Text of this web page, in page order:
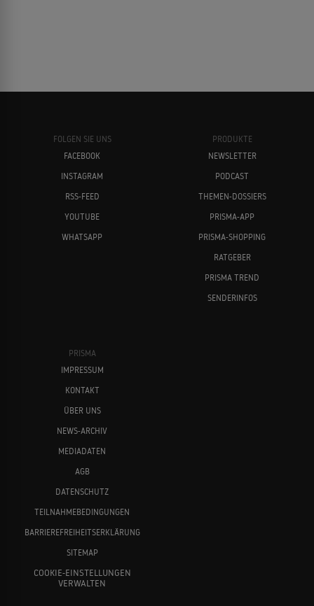
FOLGEN SIE UNS
FACEBOOK
INSTAGRAM
RSS-FEED
YOUTUBE
WHATSAPP
PRODUKTE
NEWSLETTER
PODCAST
THEMEN-DOSSIERS
PRISMA-APP
PRISMA-SHOPPING
RATGEBER
PRISMA TREND
SENDERINFOS
PRISMA
IMPRESSUM
KONTAKT
ÜBER UNS
NEWS-ARCHIV
MEDIADATEN
AGB
DATENSCHUTZ
TEILNAHMEBEDINGUNGEN
BARRIEREFREIHEITSERKLÄRUNG
SITEMAP
COOKIE-EINSTELLUNGEN
VERWALTEN